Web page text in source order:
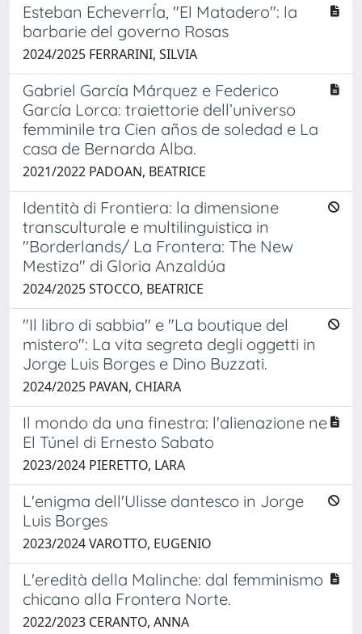
Esteban EcheverrÍa, "El Matadero": la
barbarie del governo Rosas
2024/2025 FERRARINI, SILVIA
Gabriel García Márquez e Federico
García Lorca: traiettorie dell’universo
femminile tra Cien años de soledad e La
casa de Bernarda Alba.
2021/2022 PADOAN, BEATRICE
Identità di Frontiera: la dimensione
transculturale e multilinguistica in
"Borderlands/ La Frontera: The New
Mestiza" di Gloria Anzaldúa
2024/2025 STOCCO, BEATRICE
"Il libro di sabbia" e "La boutique del
mistero": La vita segreta degli oggetti in
Jorge Luis Borges e Dino Buzzati.
2024/2025 PAVAN, CHIARA
Il mondo da una finestra: l'alienazione ne
El Túnel di Ernesto Sabato
2023/2024 PIERETTO, LARA
L'enigma dell'Ulisse dantesco in Jorge
Luis Borges
2023/2024 VAROTTO, EUGENIO
L'eredità della Malinche: dal femminismo
chicano alla Frontera Norte.
2022/2023 CERANTO, ANNA